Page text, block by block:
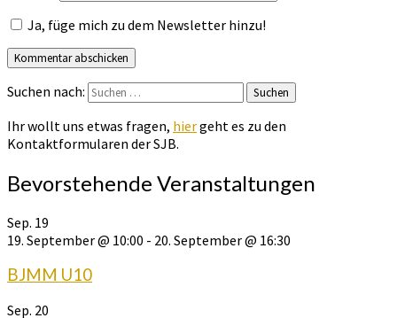
Ja, füge mich zu dem Newsletter hinzu!
Suchen nach: Suchen
Ihr wollt uns etwas fragen, hiergeht es zu den
Kontaktformularen der SJB.
Bevorstehende Veranstaltungen
Sep. 19
19. September @ 10:00 - 20. September @ 16:30
BJMM U10
Sep. 20